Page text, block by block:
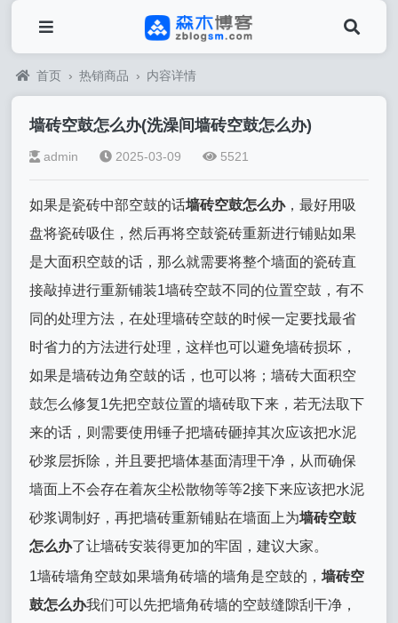
首页 › 热销商品 › 内容详情
墙砖空鼓怎么办(洗澡间墙砖空鼓怎么办)
admin 2025-03-09 5521
如果是瓷砖中部空鼓的话墙砖空鼓怎么办，最好用吸
盘将瓷砖吸住，然后再将空鼓瓷砖重新进行铺贴如果
是大面积空鼓的话，那么就需要将整个墙面的瓷砖直
接敲掉进行重新铺装1墙砖空鼓不同的位置空鼓，有不
同的处理方法，在处理墙砖空鼓的时候一定要找最省
时省力的方法进行处理，这样也可以避免墙砖损坏，
如果是墙砖边角空鼓的话，也可以将；墙砖大面积空
鼓怎么修复1先把空鼓位置的墙砖取下来，若无法取下
来的话，则需要使用锤子把墙砖砸掉其次应该把水泥
砂浆层拆除，并且要把墙体基面清理干净，从而确保
墙面上不会存在着灰尘松散物等等2接下来应该把水泥
砂浆调制好，再把墙砖重新铺贴在墙面上为墙砖空鼓
怎么办了让墙砖安装得更加的牢固，建议大家。
1墙砖墙角空鼓如果墙角砖墙的墙角是空鼓的，墙砖空
鼓怎么办我们可以先把墙角砖墙的空鼓缝隙刮干净，